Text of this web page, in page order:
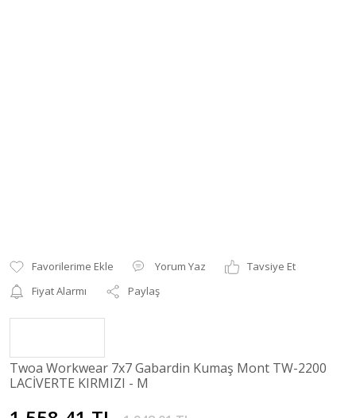
Yorum Yaz
Tavsiye Et
Fiyat Alarmı
Paylaş
Twoa Workwear 7x7 Gabardin Kumaş Mont TW-2200
LACİVERTE KIRMIZI - M